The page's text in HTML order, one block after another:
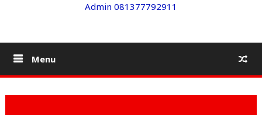
Admin 081377792911
Menu